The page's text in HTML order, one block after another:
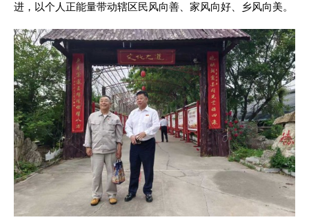
进，以个人正能量带动辖区民风向善、家风向好、乡风向美。